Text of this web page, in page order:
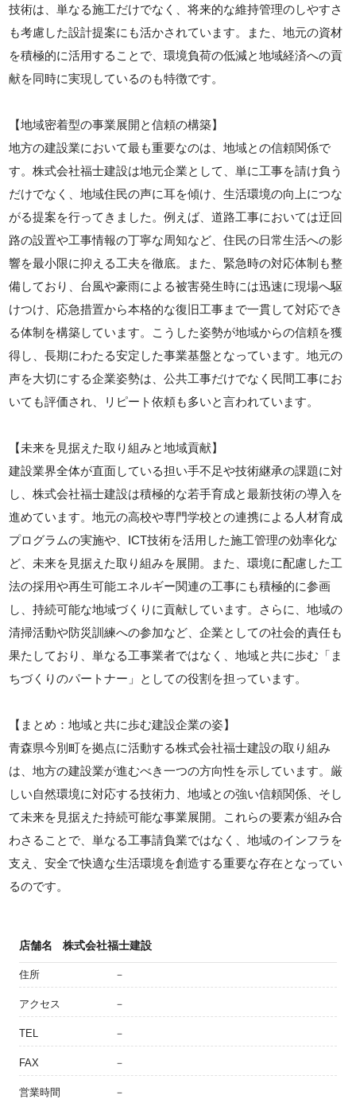
技術は、単なる施工だけでなく、将来的な維持管理のしやすさ
も考慮した設計提案にも活かされています。また、地元の資材
を積極的に活用することで、環境負荷の低減と地域経済への貢
献を同時に実現しているのも特徴です。
【地域密着型の事業展開と信頼の構築】
地方の建設業において最も重要なのは、地域との信頼関係で
す。株式会社福士建設は地元企業として、単に工事を請け負う
だけでなく、地域住民の声に耳を傾け、生活環境の向上につな
がる提案を行ってきました。例えば、道路工事においては迂回
路の設置や工事情報の丁寧な周知など、住民の日常生活への影
響を最小限に抑える工夫を徹底。また、緊急時の対応体制も整
備しており、台風や豪雨による被害発生時には迅速に現場へ駆
けつけ、応急措置から本格的な復旧工事まで一貫して対応でき
る体制を構築しています。こうした姿勢が地域からの信頼を獲
得し、長期にわたる安定した事業基盤となっています。地元の
声を大切にする企業姿勢は、公共工事だけでなく民間工事にお
いても評価され、リピート依頼も多いと言われています。
【未来を見据えた取り組みと地域貢献】
建設業界全体が直面している担い手不足や技術継承の課題に対
し、株式会社福士建設は積極的な若手育成と最新技術の導入を
進めています。地元の高校や専門学校との連携による人材育成
プログラムの実施や、ICT技術を活用した施工管理の効率化な
ど、未来を見据えた取り組みを展開。また、環境に配慮した工
法の採用や再生可能エネルギー関連の工事にも積極的に参画
し、持続可能な地域づくりに貢献しています。さらに、地域の
清掃活動や防災訓練への参加など、企業としての社会的責任も
果たしており、単なる工事業者ではなく、地域と共に歩む「ま
ちづくりのパートナー」としての役割を担っています。
【まとめ：地域と共に歩む建設企業の姿】
青森県今別町を拠点に活動する株式会社福士建設の取り組み
は、地方の建設業が進むべき一つの方向性を示しています。厳
しい自然環境に対応する技術力、地域との強い信頼関係、そし
て未来を見据えた持続可能な事業展開。これらの要素が組み合
わさることで、単なる工事請負業ではなく、地域のインフラを
支え、安全で快適な生活環境を創造する重要な存在となってい
るのです。
店舗名 株式会社福士建設
住所 －
アクセス －
TEL －
FAX －
営業時間 －